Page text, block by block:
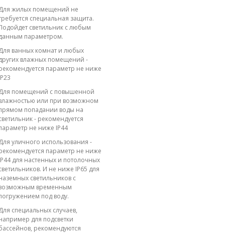
жилых помещений не
специальная защита.
светильник с любым
параметром.
ванных комнат и любых
влажных помещений -
параметр не ниже
помещений с повышенной
или при возможном
попадании воды на
- рекомендуется
не ниже IP44
уличного использования -
параметр не ниже
для настенных и потолочных
И не ниже IP65 для
светильников с
временным
под воду.
специальных случаев,
для подсветки
рекомендуются